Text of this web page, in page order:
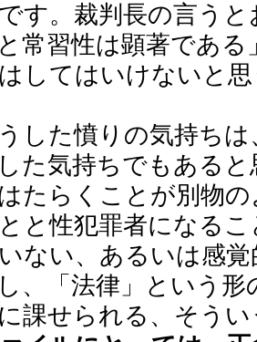
す。裁判長の言う
常習性は顕著であ
してはいけないと
した憤りの気持ちは
た気持ちでもある
たらくことが別物
と性犯罪者になる
ない、あるいは感
、「法律」という
課せられる、そう